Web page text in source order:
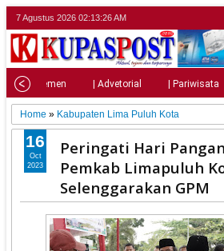
7 Agustus 2026 02:13:28 AM
| Parlemen | Advetorial | Pariwisata
Home » Kabupaten Lima Puluh Kota
Peringati Hari
Pemkab Limapuluh
Selenggarakan GPM
16
Oct
2023